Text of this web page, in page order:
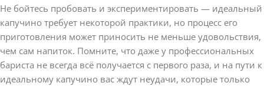
Не бойтесь пробовать и экспериментировать — идеальный
капучино требует некоторой практики, но процесс его
приготовления может приносить не меньше удовольствия,
чем сам напиток. Помните, что даже у профессиональных
бариста не всегда всё получается с первого раза, и на пути к
идеальному капучино вас ждут неудачи, которые только